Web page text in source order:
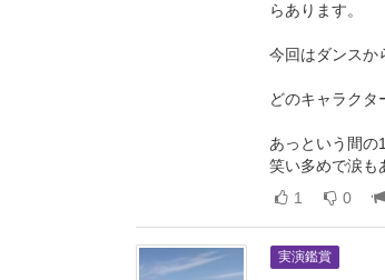
らあります。
今回はダンスか
どのキャラクタ
あっという間の
笑い多めで涙も
1 0
実演鑑賞